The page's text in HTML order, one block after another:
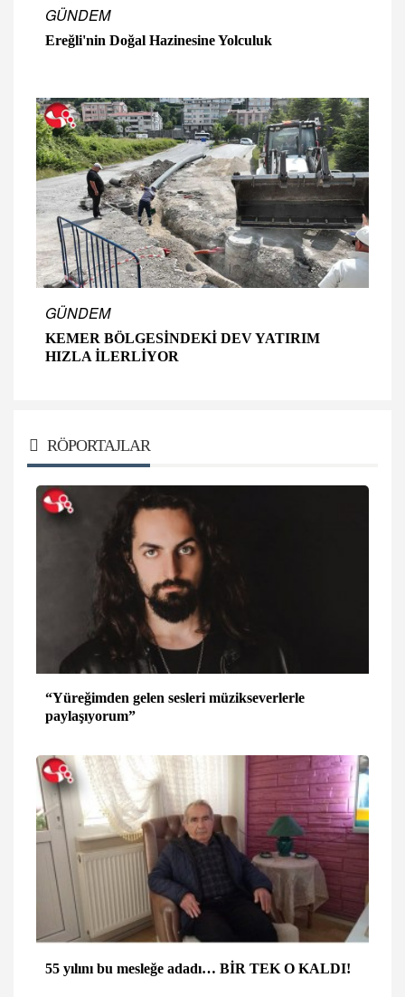
GÜNDEM
Ereğli'nin Doğal Hazinesine Yolculuk
GÜNDEM
KEMER BÖLGESİNDEKİ DEV YATIRIM
HIZLA İLERLİYOR
RÖPORTAJLAR
“Yüreğimden gelen sesleri müzikseverlerle
paylaşıyorum”
55 yılını bu mesleğe adadı… BİR TEK O KALDI!